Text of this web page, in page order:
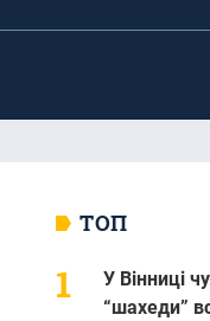
ТОП
У Вінниці
“шахеди”